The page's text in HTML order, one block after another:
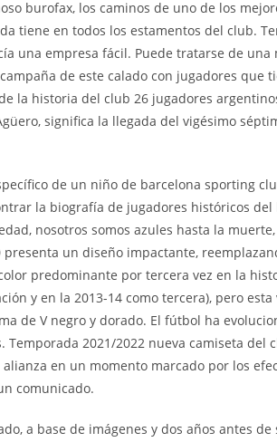
burofax, los caminos de uno de los
tiene en todos los estamentos del club.
una empresa fácil. Puede tratarse de
de este calado con jugadores que
la historia del club 26 jugadores
significa la llegada del vigésimo
de un niño de barcelona sporting
la biografía de jugadores históricos
nosotros somos azules hasta la
un diseño impactante,
predominante por tercera vez en la
y en la 2013-14 como tercera), pero
de V negro y dorado. El fútbol ha
Temporada 2021/2022 nueva camiseta
en un momento marcado por los
comunicado.
a base de imágenes y dos años antes